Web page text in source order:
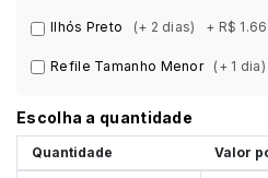
Ilhós Preto (+ 2 dias) + R$
Refile Tamanho Menor (+ 1 dia)
Escolha a quantidade
Quantidade Valor